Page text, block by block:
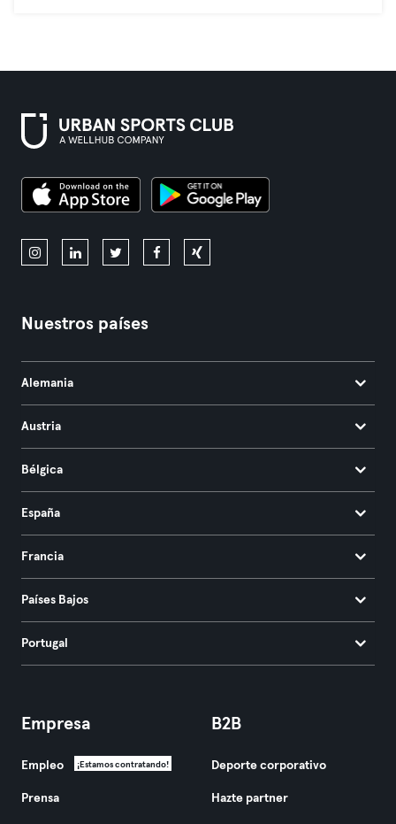
Nuestros países
Alemania
Austria
Bélgica
España
Francia
Países Bajos
Portugal
Empresa
Empleo ¡Estamos contratando!
Prensa
B2B
Deporte corporativo
Hazte partner